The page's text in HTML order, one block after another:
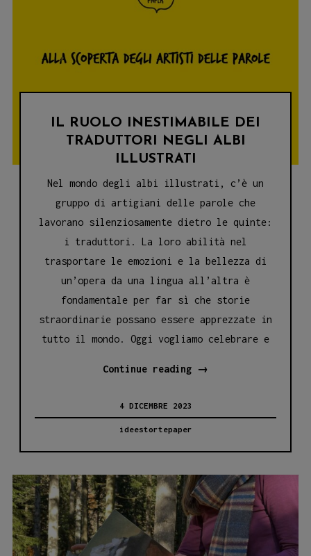
IL RUOLO INESTIMABILE DEI
TRADUTTORI NEGLI ALBI
ILLUSTRATI
Nel mondo degli albi illustrati, c’è un
gruppo di artigiani delle parole che
lavorano silenziosamente dietro le quinte:
i traduttori. La loro abilità nel
trasportare le emozioni e la bellezza di
un’opera da una lingua all’altra è
fondamentale per far sì che storie
straordinarie possano essere apprezzate in
tutto il mondo. Oggi vogliamo celebrare e
Continue reading IL
ALBI
ILLUSTRATI
→
4 DICEMBRE 2023
ideestortepaper